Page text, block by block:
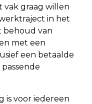
vak graag willen
in het
behoud van
met een
een betaalde
is voor iedereen